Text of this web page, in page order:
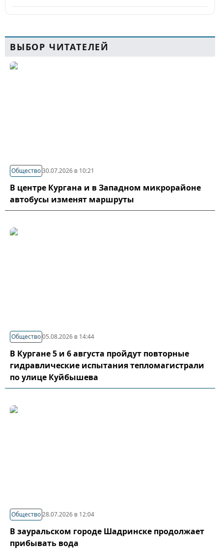
ВЫБОР ЧИТАТЕЛЕЙ
Общество30.07.2026 в 10:21
В центре Кургана и в Западном микрорайоне
автобусы изменят маршруты
Общество05.08.2026 в 14:44
В Кургане 5 и 6 августа пройдут повторные
гидравлические испытания тепломагистрали
по улице Куйбышева
Общество28.07.2026 в 12:04
В зауральском городе Шадринске продолжает
прибывать вода